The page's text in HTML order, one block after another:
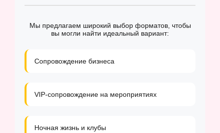
Мы предлагаем широкий выбор форматов, чтобы
вы могли найти идеальный вариант:
Сопровождение бизнеса
VIP-сопровождение на мероприятиях
Ночная жизнь и клубы